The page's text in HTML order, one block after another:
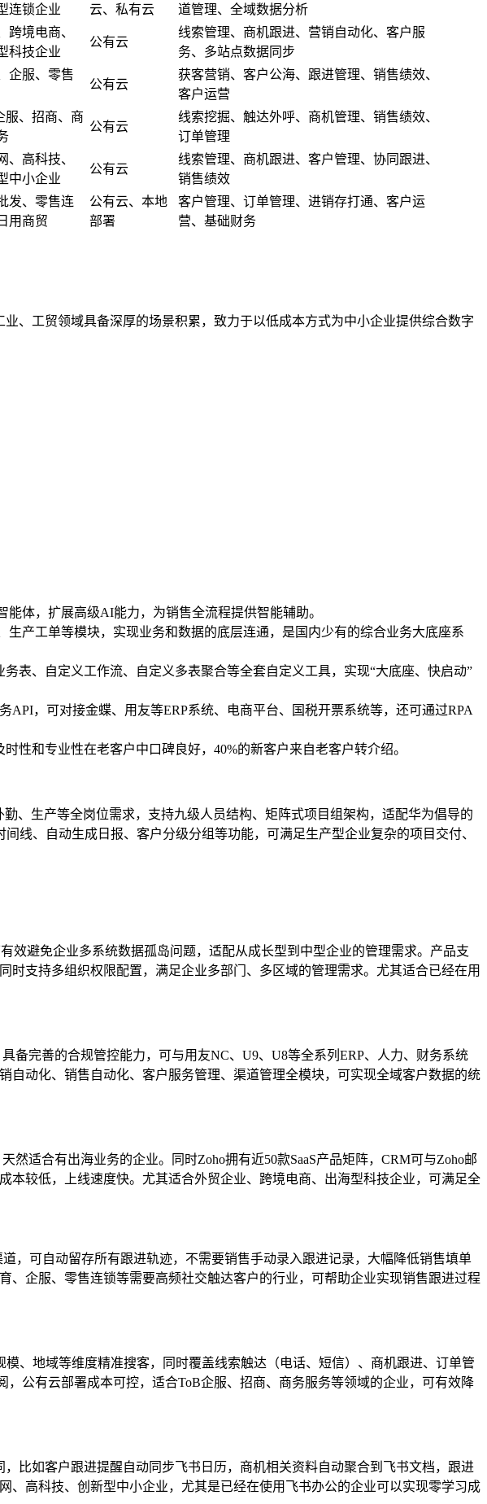
连锁企业
云、私有云
道管理、全域数据分析
跨境电商、
科技企业
公有云
线索管理、商机跟进、营销自动化、客户服
务、多站点数据同步
企服、零售
公有云
获客营销、客户公海、跟进管理、销售绩效、
客户运营
服、招商、商
公有云
线索挖掘、触达外呼、商机管理、销售绩效、
订单管理
、高科技、
中小企业
公有云
线索管理、商机跟进、客户管理、协同跟进、
销售绩效
发、零售连
用商贸
公有云、本地
部署
客户管理、订单管理、进销存打通、客户运
营、基础财务
、工贸领域具备深厚的场景积累，致力于以低成本方式为中小企业提供综合数字
体，扩展高级AI能力，为销售全流程提供智能辅助。
产工单等模块，实现业务和数据的底层连通，是国内少有的综合业务大底座系
表、自定义工作流、自定义多表聚合等全套自定义工具，实现“大底座、快启动”
API，可对接金蝶、用友等ERP系统、电商平台、国税开票系统等，还可通过RPA
性和专业性在老客户中口碑良好，40%的新客户来自老客户转介绍。
、生产等全岗位需求，支持九级人员结构、矩阵式项目组架构，适配华为倡导的
线、自动生成日报、客户分级分组等功能，可满足生产型企业复杂的项目交付、
效避免企业多系统数据孤岛问题，适配从成长型到中型企业的管理需求。产品支
支持多组织权限配置，满足企业多部门、多区域的管理需求。尤其适合已经在用
备完善的合规管控能力，可与用友NC、U9、U8等全系列ERP、人力、财务系统
动化、销售自动化、客户服务管理、渠道管理全模块，可实现全域客户数据的统
适合有出海业务的企业。同时Zoho拥有近50款SaaS产品矩阵，CRM可与Zoho邮
较低，上线速度快。尤其适合外贸企业、跨境电商、出海型科技企业，可满足全
，可自动留存所有跟进轨迹，不需要销售手动录入跟进记录，大幅降低销售填单
企服、零售连锁等需要高频社交触达客户的行业，可帮助企业实现销售跟进过程
、地域等维度精准搜客，同时覆盖线索触达（电话、短信）、商机跟进、订单管
公有云部署成本可控，适合ToB企服、招商、商务服务等领域的企业，可有效降
比如客户跟进提醒自动同步飞书日历，商机相关资料自动聚合到飞书文档，跟进
高科技、创新型中小企业，尤其是已经在使用飞书办公的企业可以实现零学习成